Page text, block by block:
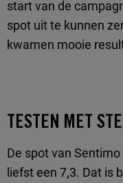
start van de
spot uit te kunnen
kwamen mooie
TESTEN MET
De spot van
liefst een 7,3. Dat is